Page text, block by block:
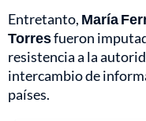
Entretanto, María
Torresfueron
resistencia a la
intercambio de
países.